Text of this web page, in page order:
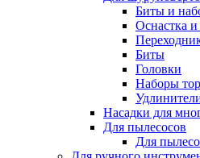
Биты и
Оснастка
Биты
Головки
Наборы
Насадки для
Для пылесосов
Для